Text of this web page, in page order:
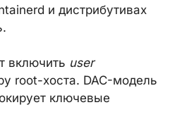
и дистрибутивах
включить user
root-хоста. DAC-модель
ключевые